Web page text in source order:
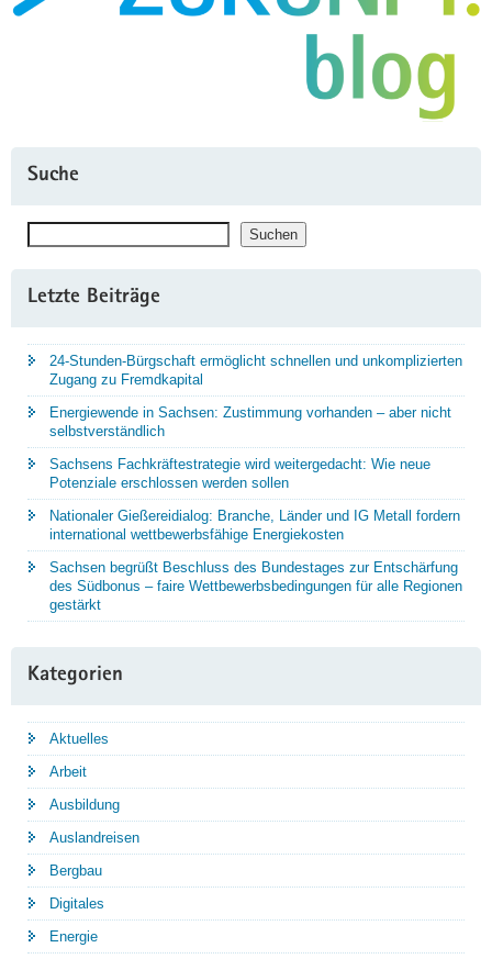
Suche
Suchen Suchen
Letzte Beiträge
24-Stunden-Bürgschaft ermöglicht schnellen und unkomplizierten
Zugang zu Fremdkapital
Energiewende in Sachsen: Zustimmung vorhanden – aber nicht
selbstverständlich
Sachsens Fachkräftestrategie wird weitergedacht: Wie neue
Potenziale erschlossen werden sollen
Nationaler Gießereidialog: Branche, Länder und IG Metall fordern
international wettbewerbsfähige Energiekosten
Sachsen begrüßt Beschluss des Bundestages zur Entschärfung
des Südbonus – faire Wettbewerbsbedingungen für alle Regionen
gestärkt
Kategorien
Aktuelles
Arbeit
Ausbildung
Auslandreisen
Bergbau
Digitales
Energie